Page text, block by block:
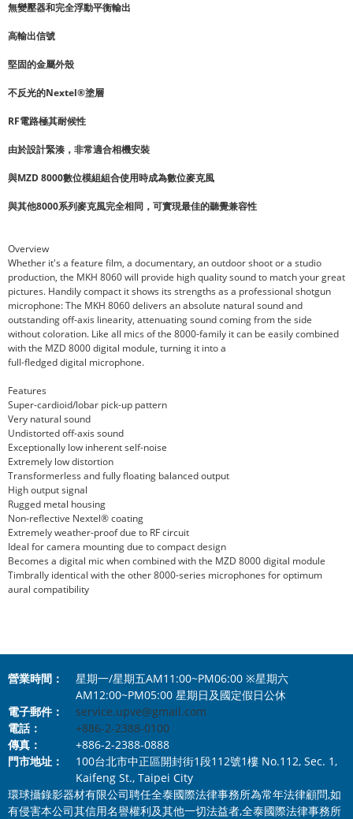
無變壓器和完全浮動平衡輸出
高輸出信號
堅固的金屬外殼
不反光的Nextel®塗層
RF電路極其耐候性
由於設計緊湊，非常適合相機安裝
與MZD 8000數位模組組合使用時成為數位麥克風
與其他8000系列麥克風完全相同，可實現最佳的聽覺兼容性
Overview
Whether it's a feature film, a documentary, an outdoor shoot or a studio
production, the MKH 8060 will provide high quality sound to match your great
pictures. Handily compact it shows its strengths as a professional shotgun
microphone: The MKH 8060 delivers an absolute natural sound and
outstanding off-axis linearity, attenuating sound coming from the side
without coloration. Like all mics of the 8000-family it can be easily combined
with the MZD 8000 digital module, turning it into a
full-fledged digital microphone.
Features
Super-cardioid/lobar pick-up pattern
Very natural sound
Undistorted off-axis sound
Exceptionally low inherent self-noise
Extremely low distortion
Transformerless and fully floating balanced output
High output signal
Rugged metal housing
Non-reflective Nextel® coating
Extremely weather-proof due to RF circuit
Ideal for camera mounting due to compact design
Becomes a digital mic when combined with the MZD 8000 digital module
Timbrally identical with the other 8000-series microphones for optimum
aural compatibility
營業時間：
星期一/星期五AM11:00~PM06:00 ※星期六
AM12:00~PM05:00 星期日及國定假日公休
電子郵件：
service.upve@gmail.com
電話：
+886-2-2388-0100
傳真：
+886-2-2388-0888
門市地址：
100台北市中正區開封街1段112號1樓 No.112, Sec. 1,
Kaifeng St., Taipei City
環球攝錄影器材有限公司聘任全泰國際法律事務所為常年法律顧問,如
有侵害本公司其信用名譽權利及其他一切法益者,全泰國際法律事務所